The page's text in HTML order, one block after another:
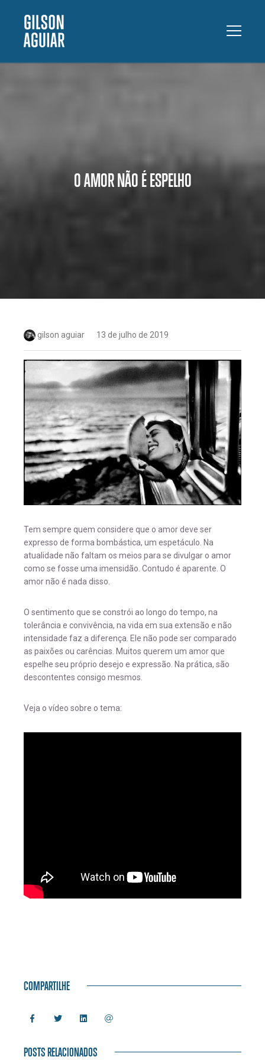
O AMOR NÃO É ESPELHO
gilson aguiar 13 de julho de 2019
Tem sempre quem considere que o amor deve ser
expresso de forma bombástica, um espetáculo. Na
atualidade não faltam os meios para se divulgar o amor
como se fosse uma imensidão. Contudo é aparente. O
amor não é nada disso.
O sentimento que se constrói ao longo do tempo, na
tolerância e convivência, na vida em sua extensão e não
intensidade faz a diferença. Ele não pode ser comparado
as paixões ou carências. Muitos querem um amor que
espelhe seu próprio desejo e expressão. Na prática, são
descontentes consigo mesmos.
Veja o vídeo sobre o tema:
COMPARTILHE
POSTS RELACIONADOS